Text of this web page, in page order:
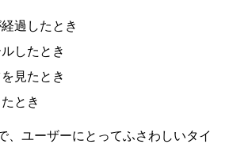
過したとき
したとき
見たとき
とき
、ユーザーにとってふさわしいタイ